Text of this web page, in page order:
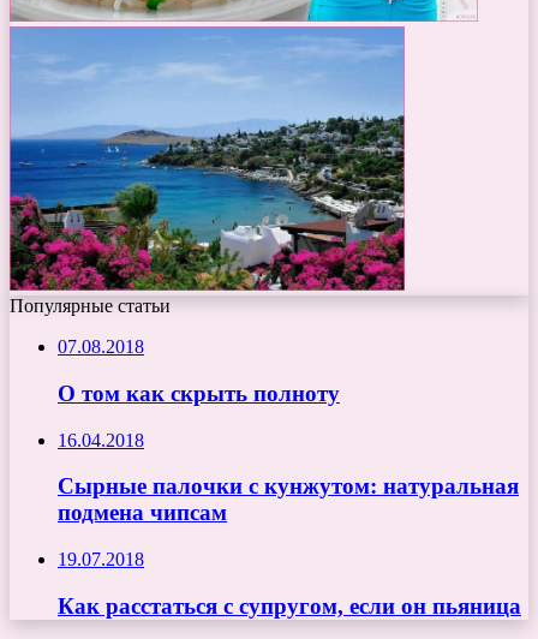
Популярные статьи
07.08.2018
О том как скрыть полноту
16.04.2018
Сырные палочки с кунжутом: натуральная
подмена чипсам
19.07.2018
Как расстаться с супругом, если он пьяница